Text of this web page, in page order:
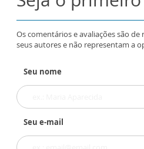
Os comentários e avaliações são
seus autores e não representam a
Seu nome
Seu e-mail